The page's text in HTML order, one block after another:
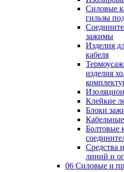
Силовые
гильзы
зажимы
Изделия
кабеля
изделия
Клейкие
Блоки
Болтовые
Средства
линий и
06 Силовые и